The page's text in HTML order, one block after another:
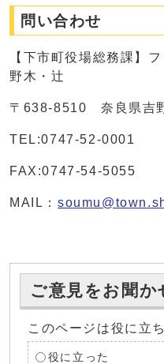
問い合わせ
【下市町役場総務課】
野木・辻
〒638-8510 奈良県吉
TEL:0747-52-0001
FAX:0747-54-5055
MAIL：
ご意見をお聞か
このページは役に立
役に立った